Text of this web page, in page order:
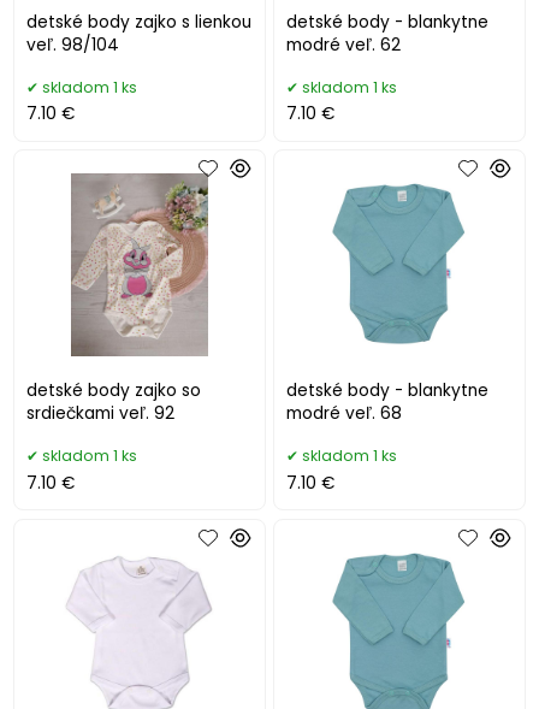
detské body zajko s lienkou
veľ. 98/104
skladom 1 ks
7.10 €
detské body - blankytne
modré veľ. 62
skladom 1 ks
7.10 €
detské body zajko so
srdiečkami veľ. 92
skladom 1 ks
7.10 €
detské body - blankytne
modré veľ. 68
skladom 1 ks
7.10 €